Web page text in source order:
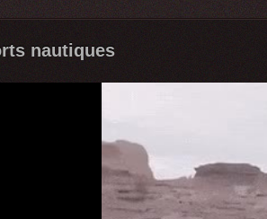
nautiques